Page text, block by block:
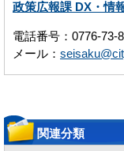
政策広報課 DX・情
電話番号：0776-
メール：
関連分類